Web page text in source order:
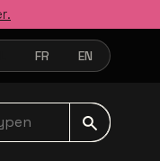
NEDERLANDSFRANÇAIS
FR ENGLISH
EN
navbar